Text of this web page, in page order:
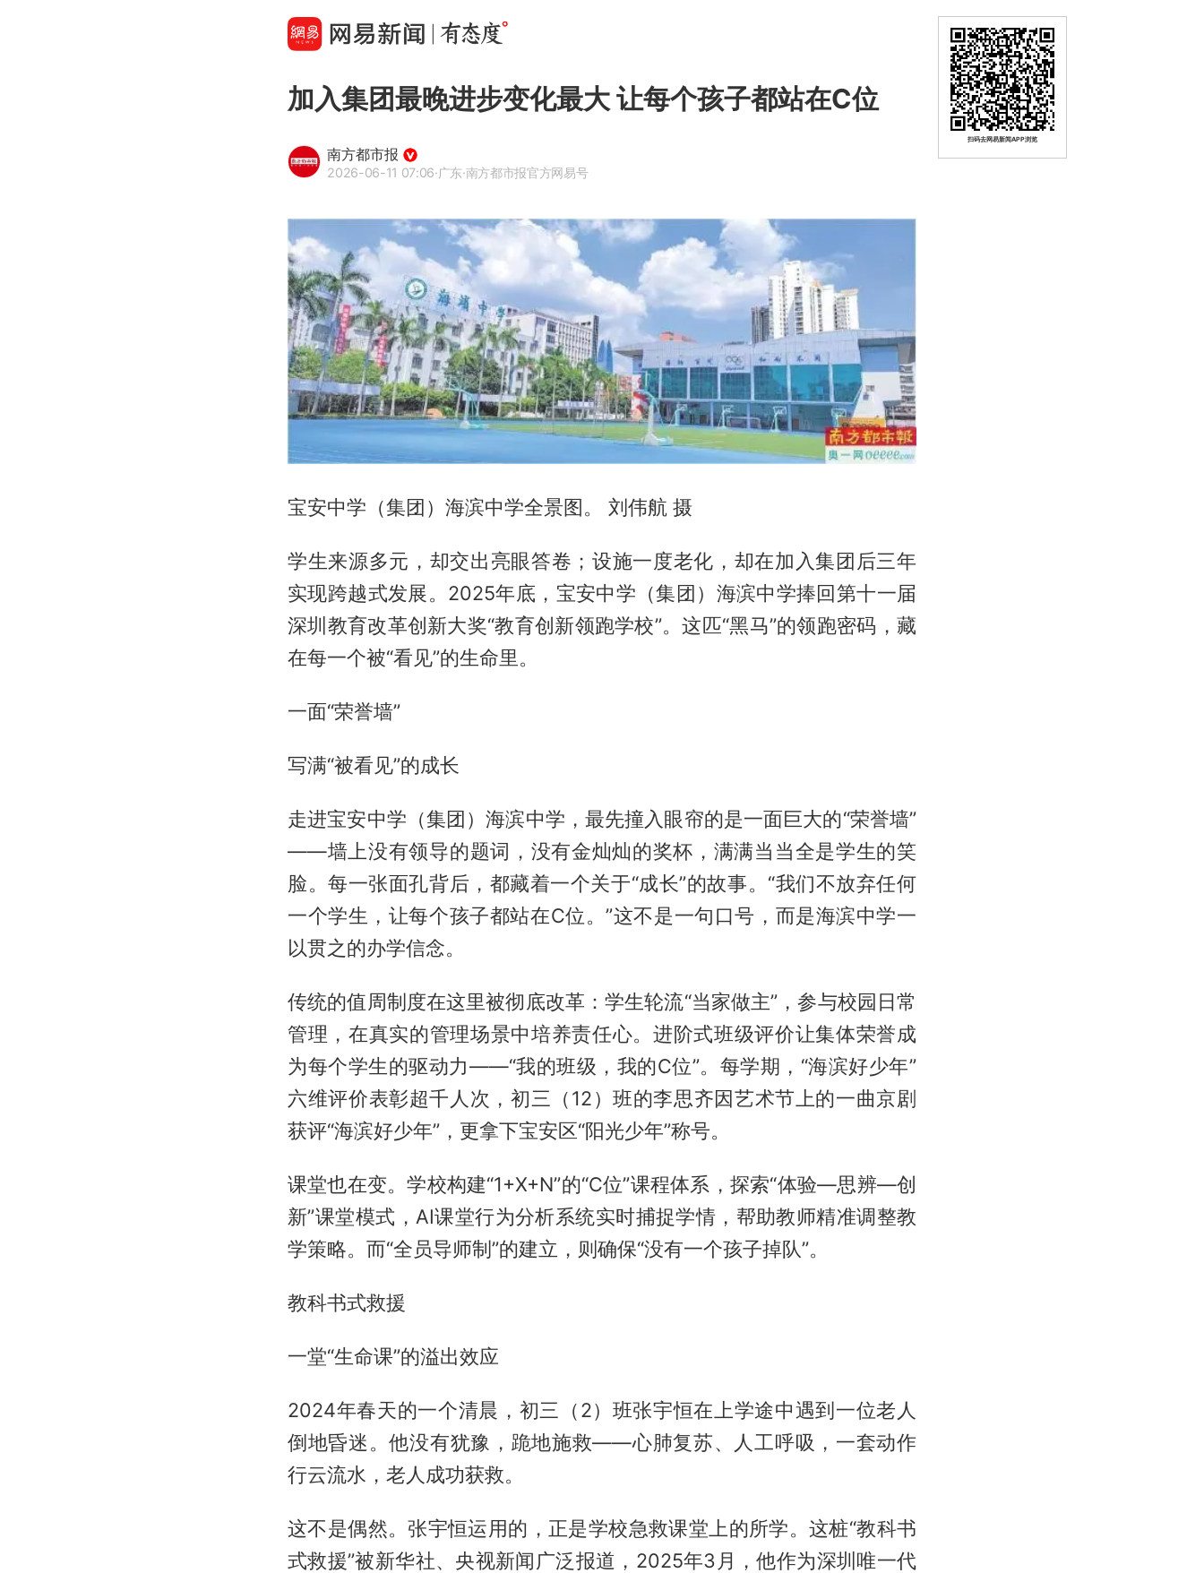
加入集团最晚进步变化最大 让每个孩子都站在C位
南方都市报
2026-06-11 07:06·广东·南方都市报官方网易号
宝安中学（集团）海滨中学全景图。 刘伟航 摄
学生来源多元，却交出亮眼答卷；设施一度老化，却在加入集团后三年
实现跨越式发展。2025年底，宝安中学（集团）海滨中学捧回第十一届
深圳教育改革创新大奖“教育创新领跑学校”。这匹“黑马”的领跑密码，藏
在每一个被“看见”的生命里。
一面“荣誉墙”
写满“被看见”的成长
走进宝安中学（集团）海滨中学，最先撞入眼帘的是一面巨大的“荣誉墙”
——墙上没有领导的题词，没有金灿灿的奖杯，满满当当全是学生的笑
脸。每一张面孔背后，都藏着一个关于“成长”的故事。“我们不放弃任何
一个学生，让每个孩子都站在C位。”这不是一句口号，而是海滨中学一
以贯之的办学信念。
传统的值周制度在这里被彻底改革：学生轮流“当家做主”，参与校园日常
管理，在真实的管理场景中培养责任心。进阶式班级评价让集体荣誉成
为每个学生的驱动力——“我的班级，我的C位”。每学期，“海滨好少年”
六维评价表彰超千人次，初三（12）班的李思齐因艺术节上的一曲京剧
获评“海滨好少年”，更拿下宝安区“阳光少年”称号。
课堂也在变。学校构建“1+X+N”的“C位”课程体系，探索“体验—思辨—创
新”课堂模式，AI课堂行为分析系统实时捕捉学情，帮助教师精准调整教
学策略。而“全员导师制”的建立，则确保“没有一个孩子掉队”。
教科书式救援
一堂“生命课”的溢出效应
2024年春天的一个清晨，初三（2）班张宇恒在上学途中遇到一位老人
倒地昏迷。他没有犹豫，跪地施救——心肺复苏、人工呼吸，一套动作
行云流水，老人成功获救。
这不是偶然。张宇恒运用的，正是学校急救课堂上的所学。这桩“教科书
式救援”被新华社、央视新闻广泛报道，2025年3月，他作为深圳唯一代
扫码去网易新闻APP浏览